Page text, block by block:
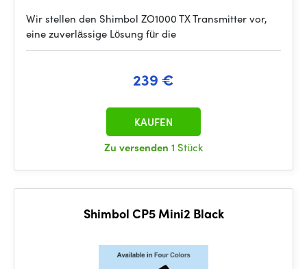
Wir stellen den Shimbol ZO1000 TX Transmitter vor,
eine zuverlässige Lösung für die
239 €
Zu versenden 1 Stück
KAUFEN
Shimbol CP5 Mini2 Black